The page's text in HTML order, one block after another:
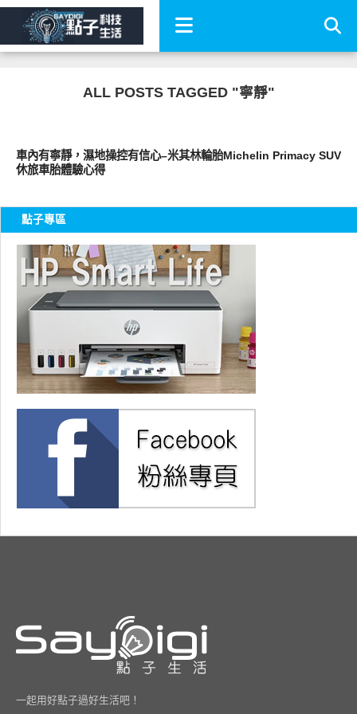
ALL POSTS TAGGED "寧靜"
車內有寧靜，濕地操控有信心–米其林輪胎Michelin Primacy SUV
休旅車胎體驗心得
點子專區
一起用好點子過好生活吧！